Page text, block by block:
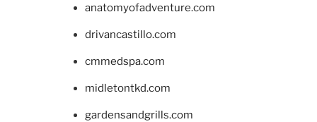
anatomyofadventure.com
drivancastillo.com
cmmedspa.com
midletontkd.com
gardensandgrills.com